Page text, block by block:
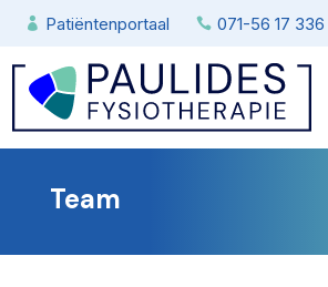
 Patiëntenportaal  071-56 17 336
Team